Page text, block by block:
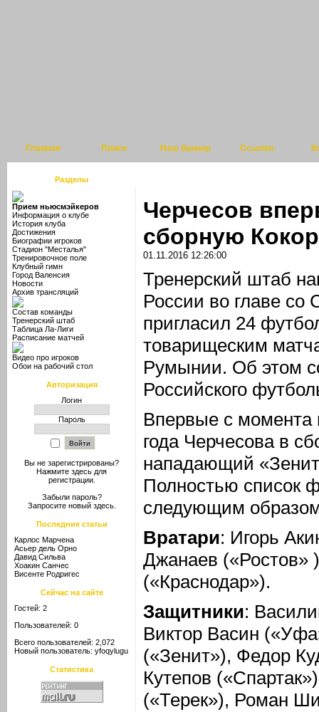
Главная Поиск Наш баннер Ссылки
Разделы
Прием ньюсмэйкеров
Информация о клубе
История клуба
Достижения
Биографии игроков
Стадион "Месталья"
Тренировочное поле
Клубный гимн
Город Валенсия
Новости
Архив трансляций
Состав команды
Тренерский штаб
Таблица Ла-Лиги
Расписание матчей
Видео про игроков
Обои на рабочий стол
Авторизация
Логин
Пароль
Вы не зарегистрированы?
Нажмите здесь для
регистрации.
Забыли пароль?
Запросите новый здесь.
Последние статьи
Карлос Марчена
Асьер дель Орно
Давид Сильва
Хоакин Санчес
Висенте Родригес
Сейчас на сайте
Гостей: 2
Пользователей: 0
Всего пользователей: 2,072
Новый пользователь: yfoqylugu
Статистика
Черчесов
сборную
01.11.2016 12:26:00
Тренерский штаб
России во главе
пригласил 24
товарищеским
Румынии. Об этом
Российского
Впервые с момента
года Черчесова в
нападающий
Полностью список
следующим
Вратари: Игорь
Джанаев («Ростов»
(«Краснодар»).
Защитники:
Виктор Васин
(«Зенит»), Федор
Кутепов
(«Терек»), Роман